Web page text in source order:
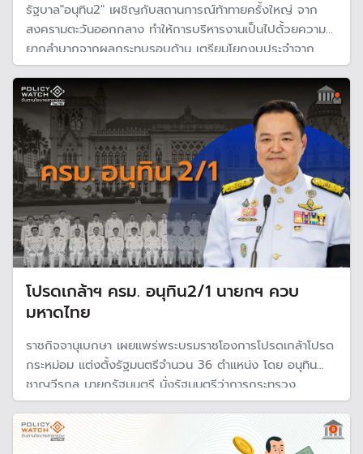
รัฐบาล"อนุทิน2" เผชิญกับสถานการณ์ท้าทายครั้งใหญ่ จาก
สงครามตะวันออกกลาง ทำให้การบริหารงานเป็นไปด้้วยความ
ยากลำบากจากผลกระทบรอบด้าน เตรียมโยกงบประจำจาก
หน่วยงานภาครัฐ รับ "สถานการณ์ฉุกเฉิน" จากวิกฤตพลังงาน
ของประเทศ
โปรดเกล้าฯ ครม. อนุทิน2/1 นายกฯ ควบ
มหาดไทย
ราชกิจจานุเบกษา เผยแพร่พระบรมราชโองการโปรดเกล้าโปรด
กระหม่อม แต่งตั้งรัฐมนตรีจำนวน 36 ตำแหน่ง โดย อนุทิน
ชาญวีรกูล นายกรัฐมนตรี นั่งรัฐมนตรีว่าการกระทรวง
มหาดไทยอีก 1 ตำแหน่ง